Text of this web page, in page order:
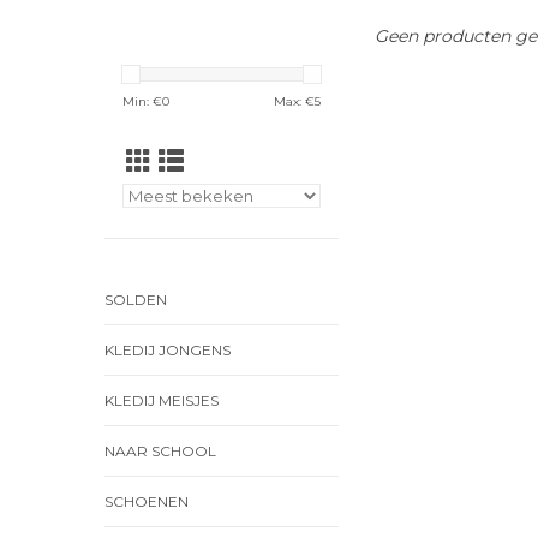
Min: €0 Max: €5
SOLDEN
KLEDIJ JONGENS
KLEDIJ MEISJES
NAAR SCHOOL
SCHOENEN
Geen producten